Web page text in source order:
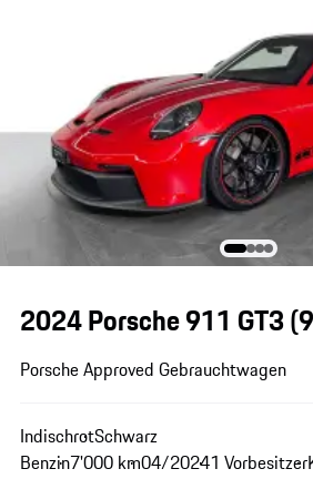
2024 Porsche 911 GT3
Porsche Approved Gebrauchtwagen
IndischrotSchwarz
Benzin7'000 km04/20241 Vorbesitzer